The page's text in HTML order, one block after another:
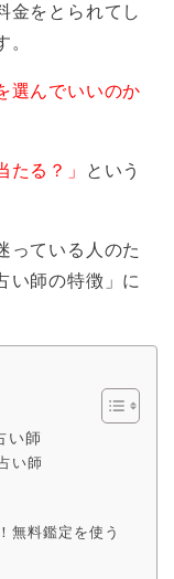
金をとられてし
選んでいいのか
たる？」
という
っている人のた
い師の特徴」に
い師
い師
無料鑑定を使う